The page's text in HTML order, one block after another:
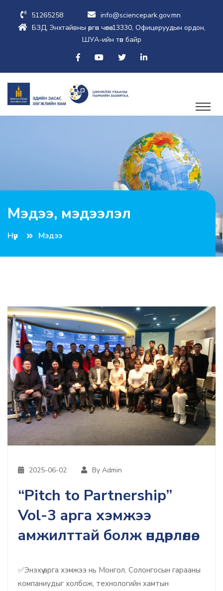
51265258
info@sciencepark.gov.mn
БЗД, Энхтайвны өргөн чөлөө-13330, Офицеруудын ордон,
ШУА-ийн төв байр
Мэдээ, мэдээлэл
Нүүр Мэдээ
2025-06-02 By Admin
“Pitch to Partnership”
Vol-3 арга хэмжээ
амжилттай болж өндөрлөлөө.
✅Энэхүү арга хэмжээ нь Монгол, Солонгосын гарааны
компаниудыг холбож, технологийн хамтын